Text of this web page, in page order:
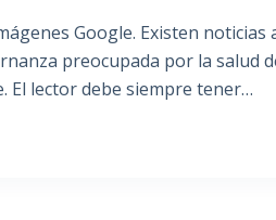
Google. Existen
preocupada por la salud
El lector debe siempre tener…